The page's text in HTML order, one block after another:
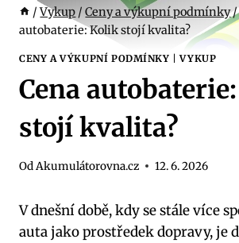
/ Vykup / Ceny a výkupní podmínky/
autobaterie: Kolik stojí kvalita?
CENY A VÝKUPNÍ PODMÍNKY |VYKUP
Cena
stojí kvalita?
OdAkumulátorovna.cz 12. 6. 2026
V dnešní době,‌ kdy se stále‍ více​
auta jako prostředek​ dopravy, je